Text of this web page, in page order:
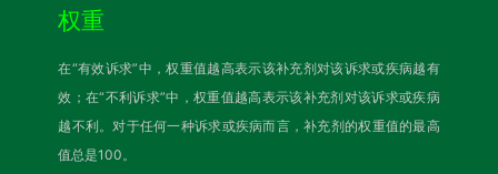
权重
在“有效诉求”中，权重值越高表示该补充剂对该诉求或疾病越有
效；在“不利诉求”中，权重值越高表示该补充剂对该诉求或疾病
越不利。对于任何一种诉求或疾病而言，补充剂的权重值的最高
值总是100。